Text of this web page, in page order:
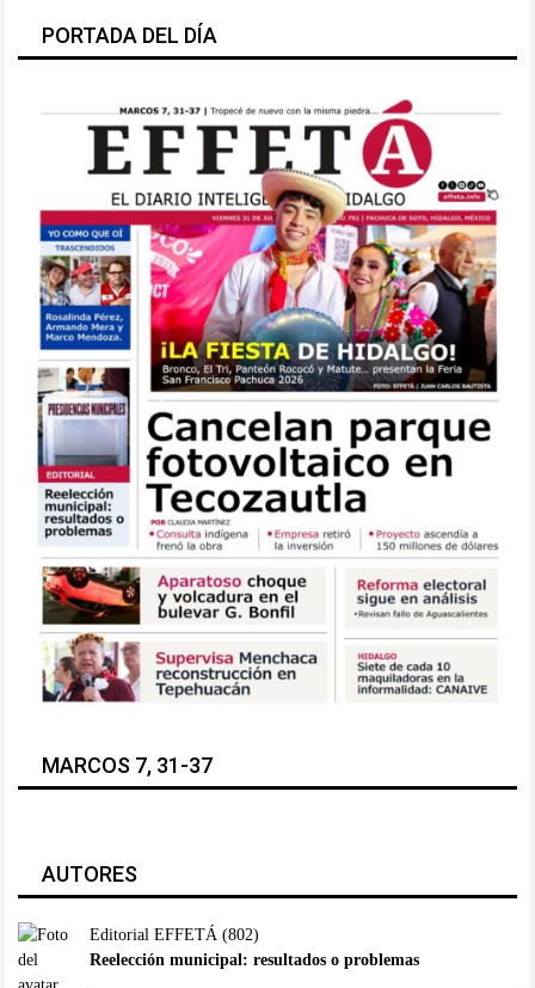
PORTADA DEL DÍA
MARCOS 7, 31-37
AUTORES
Editorial EFFETÁ (802)
Reelección municipal: resultados o problemas